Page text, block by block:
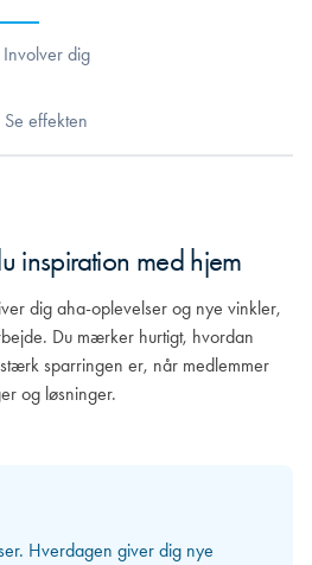
Involver dig
Se effekten
inspiration med hjem
dig aha-oplevelser og nye vinkler,
Du mærker hurtigt, hvordan
sparringen er, når medlemmer
og løsninger.
Hverdagen giver dig nye
forståelse
vokser, begynder du virkelig at lære
hvor stærke kompetencer der
jeres forskellige erfaringer kan
bliver sparringen mere personlig
reel værdi
en naturlig del af din hverdag. Du
får selv værdifuld feedback og
rykker både dig og din organisation.
relationerne tættere, og udbyttet
længere blot inspiration, men konkrete